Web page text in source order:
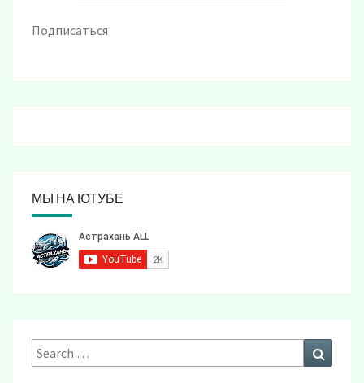
Подписаться
МЫ НА ЮТУБЕ
Search
for: